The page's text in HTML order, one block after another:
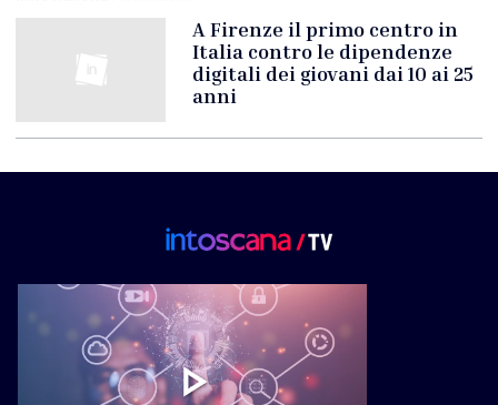
A Firenze il primo centro in
Italia contro le dipendenze
digitali dei giovani dai 10 ai 25
anni